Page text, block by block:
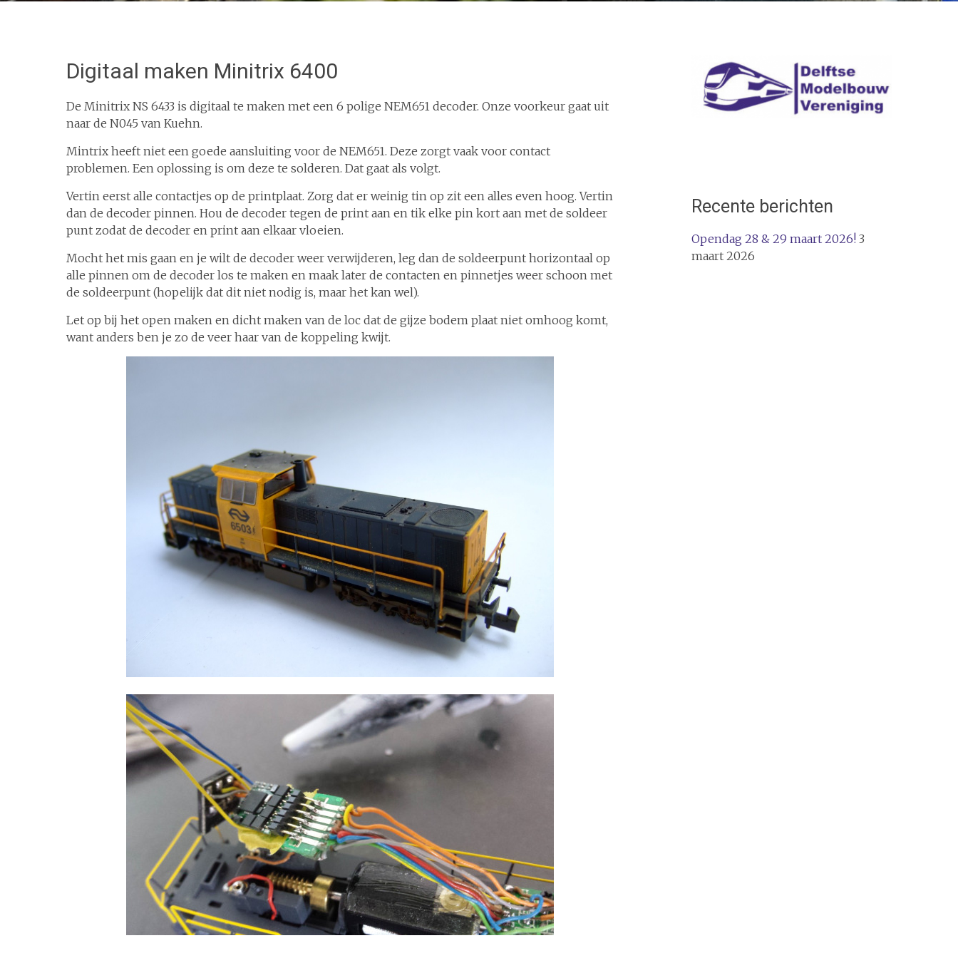
Digitaal maken Minitrix 6400
De Minitrix NS 6433 is digitaal te maken met een 6 polige NEM651 decoder. Onze voorkeur gaat uit
naar de N045 van Kuehn.
Mintrix heeft niet een goede aansluiting voor de NEM651. Deze zorgt vaak voor contact
problemen. Een oplossing is om deze te solderen. Dat gaat als volgt.
Vertin eerst alle contactjes op de printplaat. Zorg dat er weinig tin op zit een alles even hoog. Vertin
dan de decoder pinnen. Hou de decoder tegen de print aan en tik elke pin kort aan met de soldeer
punt zodat de decoder en print aan elkaar vloeien.
Mocht het mis gaan en je wilt de decoder weer verwijderen, leg dan de soldeerpunt horizontaal op
alle pinnen om de decoder los te maken en maak later de contacten en pinnetjes weer schoon met
de soldeerpunt (hopelijk dat dit niet nodig is, maar het kan wel).
Let op bij het open maken en dicht maken van de loc dat de gijze bodem plaat niet omhoog komt,
want anders ben je zo de veer haar van de koppeling kwijt.
Recente berichten
Opendag 28 & 29 maart 2026! 3
maart 2026